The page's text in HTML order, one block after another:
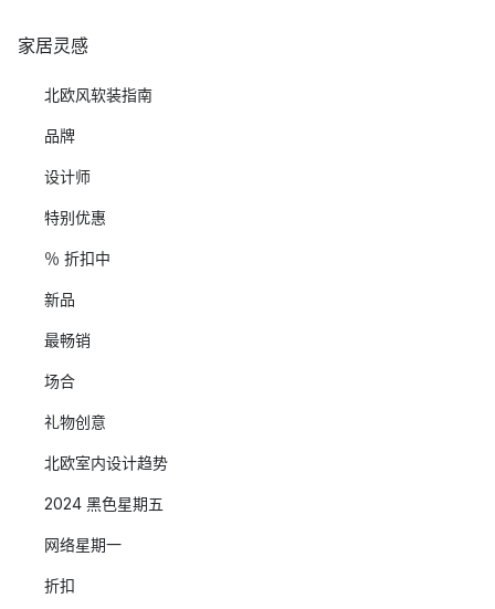
家居灵感
北欧风软装指南
品牌
设计师
特别优惠
％ 折扣中
新品
最畅销
场合
礼物创意
北欧室内设计趋势
2024 黑色星期五
网络星期一
折扣